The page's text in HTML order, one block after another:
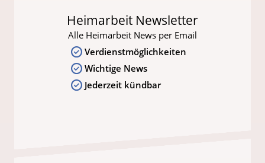
Heimarbeit Newsletter
Alle Heimarbeit News per Email
Verdienstmöglichkeiten
Wichtige News
Jederzeit kündbar